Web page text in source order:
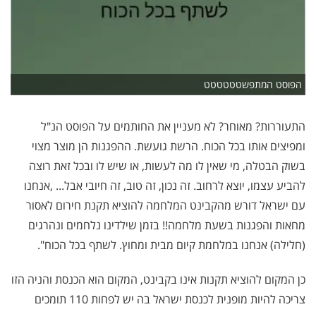
הפוסט המתפשטטטטטט
התעוררות? מאוחר? לא מעניין את החותמים על הפוסט הנ"ל
ומפיצים אותו בכל הכוח. הרשת גועשת. ההפגנות הן מוצר מצוי
בשוק הבטלה, מי שאין לו מה לעשות, או שיש לו ובכל זאת רוצה
להביע עצמו, יוצא לרחוב. זה נכון, זה טוב, זה חיובי אבל... ,אנחנו
עם ישראל דורש מהקבינט המלחמה להוציא תקנת חירום לאסור
מחאות והפגנות בשעת מלחמה!! בזמן שילדינו נלחמים ונהרגים
(חלילה) אנחנו במלחמת קיום מבית ומחוץ. לשתף בכל הכוח".
כן המקום להוציא תקנות אינו בקבינט, המקום הוא הכנסת והניה הזו
צריכה להיות מופנית לכנסת ישראל בה יש לפחות 110 תומכים